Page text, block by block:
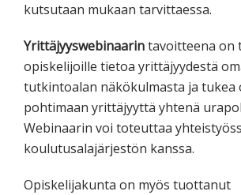
kutsutaan mukaan tarvittaessa.
Yrittäjyyswebinaarintavoitteena on
opiskelijoille tietoa yrittäjyydestä
tutkintoalan näkökulmasta ja tukea
pohtimaan yrittäjyyttä yhtenä
Webinaarin voi toteuttaa
koulutusalajärjestön kanssa.
Opiskelijakunta on myös tuottanut